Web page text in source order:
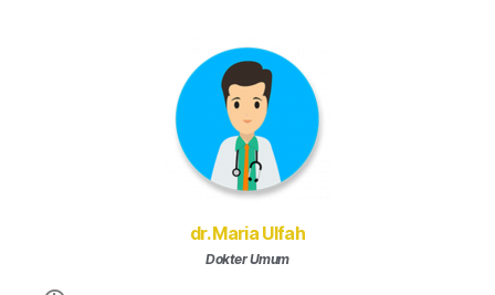
dr. Maria Ulfah
Dokter Umum